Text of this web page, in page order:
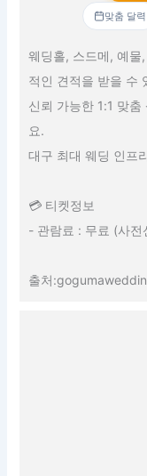
맞춤 달력
웨딩홀, 스드메, 예물
적인 견적을 받을 수
신뢰 가능한 1:1 맞
요.
대구 최대 웨딩 인프
💳 티켓정보
- 관람료 : 무료 (사전
출처